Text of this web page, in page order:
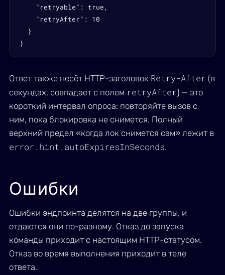
    "retryable": true,
    "retryAfter": 10
  }
}
Ответ также несёт HTTP-заголовок Retry-After (в
секундах, совпадает с полем retryAfter) — это
короткий интервал опроса: повторяйте вызов с
ним, пока блокировка не снимется. Полный
верхний предел «когда лок снимется сам» лежит в
error.hint.autoExpiresInSeconds.
Ошибки
Ошибки эндпоинта делятся на две группы, и
отдаются они по-разному. Отказ до запуска
команды приходит с настоящим HTTP-статусом.
Отказ во время выполнения приходит в теле
ответа.